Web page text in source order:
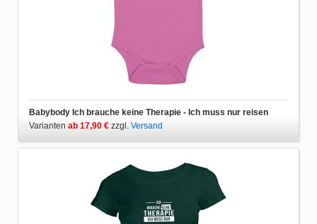
Babybody Ich brauche keine Therapie - Ich muss nur reisen
Varianten ab 17,90 € zzgl. Versand